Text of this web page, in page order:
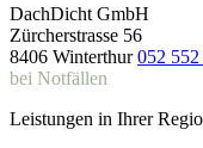
DachDicht GmbH
Zürcherstrasse 56
8406 Winterthur 052 552
bei Notfällen
Leistungen in Ihrer